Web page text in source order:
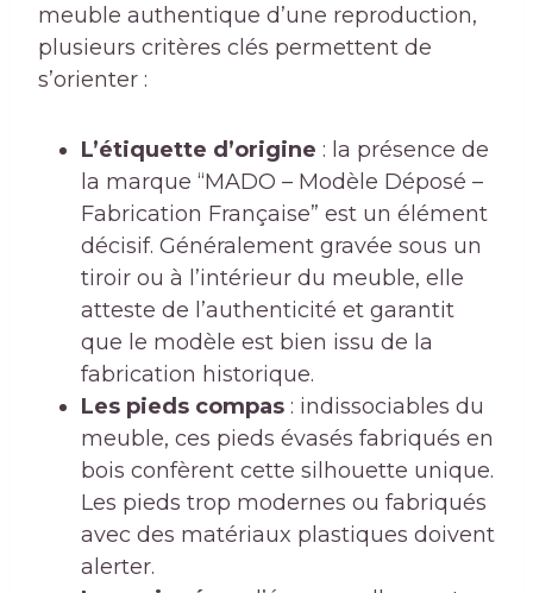
meuble authentique d’une reproduction,
plusieurs critères clés permettent de
s’orienter :
L’étiquette d’origine : la présence de
la marque “MADO – Modèle Déposé –
Fabrication Française” est un élément
décisif. Généralement gravée sous un
tiroir ou à l’intérieur du meuble, elle
atteste de l’authenticité et garantit
que le modèle est bien issu de la
fabrication historique.
Les pieds compas : indissociables du
meuble, ces pieds évasés fabriqués en
bois confèrent cette silhouette unique.
Les pieds trop modernes ou fabriqués
avec des matériaux plastiques doivent
alerter.